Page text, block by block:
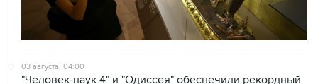
03 августа, 04:00
"Человек-паук 4" и "Одиссея" обеспечили рекордный